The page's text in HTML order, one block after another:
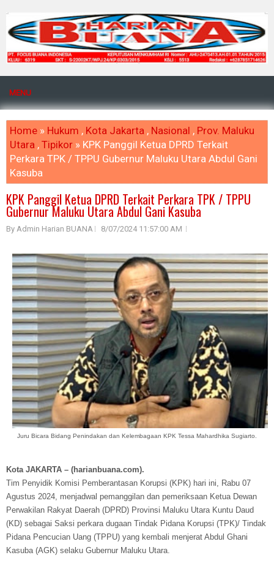
MENU
Home » Hukum , Kota Jakarta , Nasional , Prov. Maluku
Utara , Tipikor » KPK Panggil Ketua DPRD Terkait
Perkara TPK / TPPU Gubernur Maluku Utara Abdul Gani
Kasuba
KPK Panggil Ketua DPRD Terkait Perkara TPK / TPPU
Gubernur Maluku Utara Abdul Gani Kasuba
By Admin Harian BUANA 8/07/2024 11:57:00 AM
Juru Bicara Bidang Penindakan dan Kelembagaan KPK Tessa Mahardhika Sugiarto.
Kota JAKARTA – (harianbuana.com).
Tim Penyidik Komisi Pemberantasan Korupsi (KPK) hari ini, Rabu 07
Agustus 2024, menjadwal pemanggilan dan pemeriksaan Ketua Dewan
Perwakilan Rakyat Daerah (DPRD) Provinsi Maluku Utara Kuntu Daud
(KD) sebagai Saksi perkara dugaan Tindak Pidana Korupsi (TPK)/ Tindak
Pidana Pencucian Uang (TPPU) yang kembali menjerat Abdul Ghani
Kasuba (AGK) selaku Gubernur Maluku Utara.